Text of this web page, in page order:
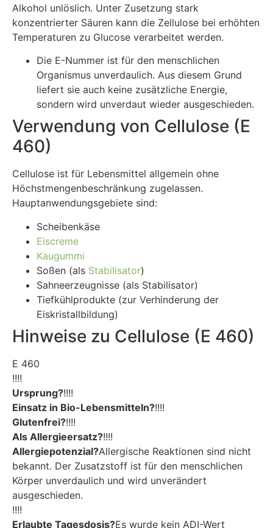
Alkohol unlöslich. Unter Zusetzung stark
konzentrierter Säuren kann die Zellulose bei erhöhten
Temperaturen zu Glucose verarbeitet werden.
Die E-Nummer ist für den menschlichen
Organismus unverdaulich. Aus diesem Grund
liefert sie auch keine zusätzliche Energie,
sondern wird unverdaut wieder ausgeschieden.
Verwendung von Cellulose (E
460)
Cellulose ist für Lebensmittel allgemein ohne
Höchstmengenbeschränkung zugelassen.
Hauptanwendungsgebiete sind:
Scheibenkäse
Eiscreme
Kaugummi
Soßen (als Stabilisator)
Sahneerzeugnisse (als Stabilisator)
Tiefkühlprodukte (zur Verhinderung der
Eiskristallbildung)
Hinweise zu Cellulose (E 460)
E 460
!!!!
Ursprung?!!!!
Einsatz in Bio-Lebensmitteln?!!!!
Glutenfrei?!!!!
Als Allergieersatz?!!!!
Allergiepotenzial?Allergische Reaktionen sind nicht
bekannt. Der Zusatzstoff ist für den menschlichen
Körper unverdaulich und wird unverändert
ausgeschieden.
!!!!
Erlaubte Tagesdosis?Es wurde kein ADI-Wert